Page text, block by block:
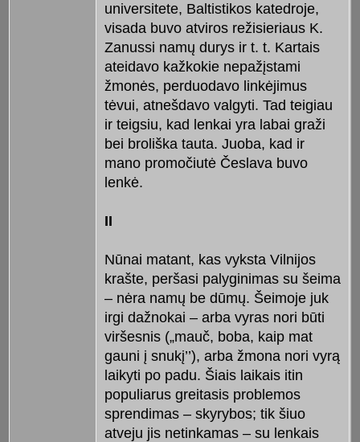
universitete, Baltistikos katedroje,
visada buvo atviros režisieriaus K.
Zanussi namų durys ir t. t. Kartais
ateidavo kažkokie nepažįstami
žmonės, perduodavo linkėjimus
tėvui, atnešdavo valgyti. Tad teigiau
ir teigsiu, kad lenkai yra labai graži
bei broliška tauta. Juoba, kad ir
mano promočiutė Česlava buvo
lenkė.
II
Nūnai matant, kas vyksta Vilnijos
krašte, peršasi palyginimas su šeima
– nėra namų be dūmų. Šeimoje juk
irgi dažnokai – arba vyras nori būti
viršesnis („mauč, boba, kaip mat
gauni į snukį’’), arba žmona nori vyrą
laikyti po padu. Šiais laikais itin
populiarus greitasis problemos
sprendimas – skyrybos; tik šiuo
atveju jis netinkamas – su lenkais